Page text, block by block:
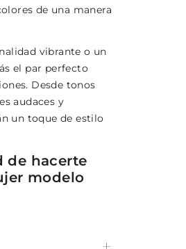
de una manera
vibrante o un
el par perfecto
Desde tonos
audaces y
un toque de estilo
de hacerte
modelo